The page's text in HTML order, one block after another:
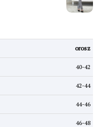
orosz
40-42
42-44
44-46
46-48